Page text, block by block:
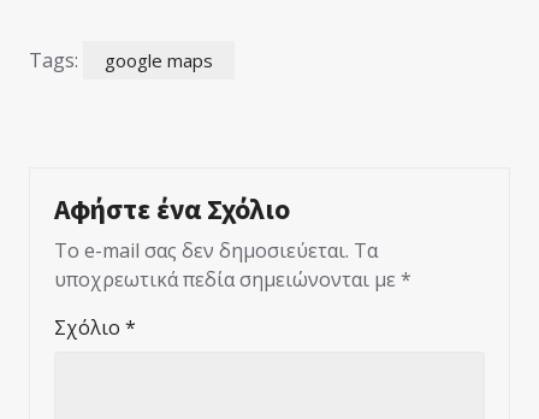
Tags: google maps
Αφήστε ένα Σχόλιο
Το e-mail σας δεν δημοσιεύεται. Τα
υποχρεωτικά πεδία σημειώνονται με *
Σχόλιο *